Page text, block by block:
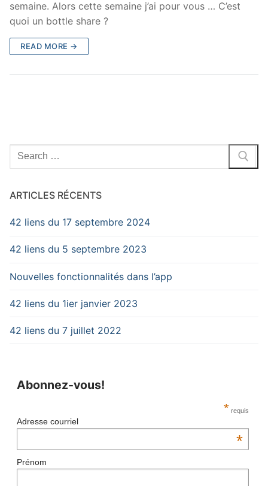
semaine. Alors cette semaine j’ai pour vous … C’est
quoi un bottle share ?
READ MORE →
Search
for:
ARTICLES RÉCENTS
42 liens du 17 septembre 2024
42 liens du 5 septembre 2023
Nouvelles fonctionnalités dans l’app
42 liens du 1ier janvier 2023
42 liens du 7 juillet 2022
Abonnez-vous!
* requis
Adresse courriel
*
Prénom